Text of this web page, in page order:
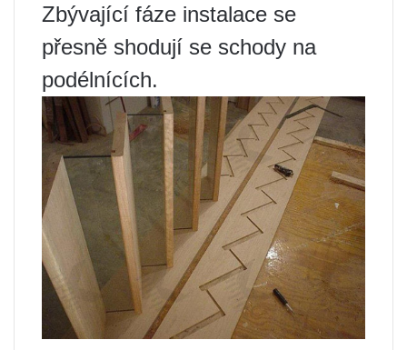
Zbývající fáze instalace se
přesně shodují se schody na
podélnících.